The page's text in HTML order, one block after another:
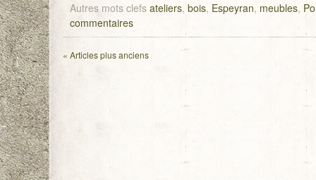
Autres mots clefs ateliers, bois, Espeyran, meubles,
commentaires
« Articles plus anciens